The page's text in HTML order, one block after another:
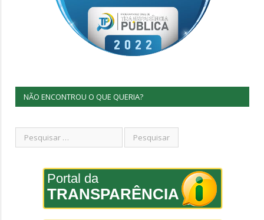
NÃO ENCONTROU O QUE QUERIA?
Portal da
TRANSPARÊNCIA